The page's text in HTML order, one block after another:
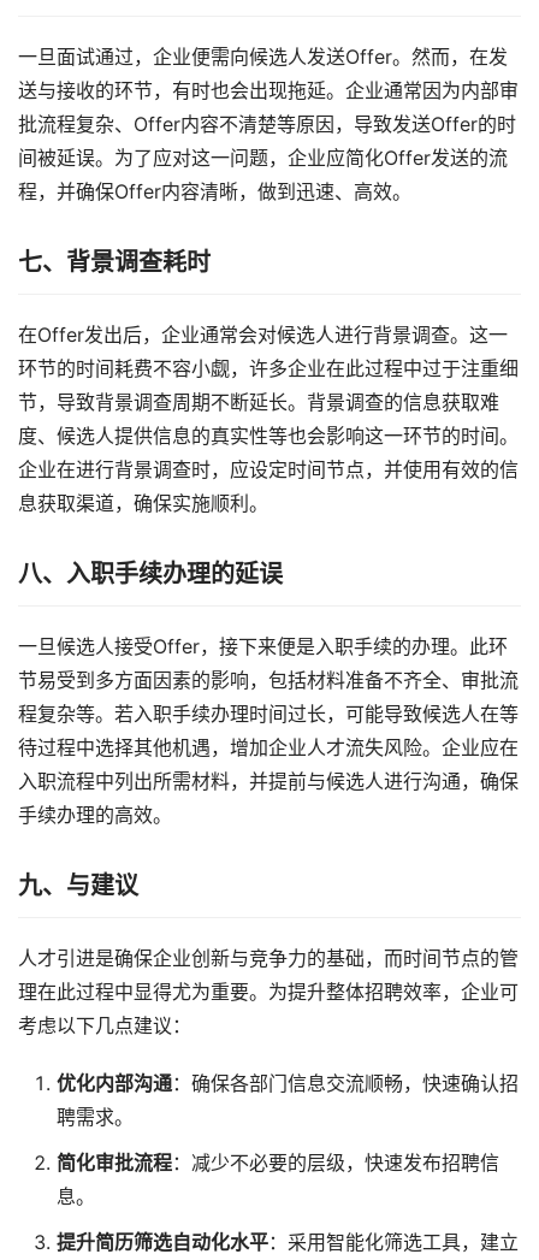
一旦面试通过，企业便需向候选人发送Offer。然而，在发
送与接收的环节，有时也会出现拖延。企业通常因为内部审
批流程复杂、Offer内容不清楚等原因，导致发送Offer的时
间被延误。为了应对这一问题，企业应简化Offer发送的流
程，并确保Offer内容清晰，做到迅速、高效。
七、 背景调查耗时
在Offer发出后，企业通常会对候选人进行背景调查。这一
环节的时间耗费不容小觑，许多企业在此过程中过于注重细
节，导致背景调查周期不断延长。背景调查的信息获取难
度、候选人提供信息的真实性等也会影响这一环节的时间。
企业在进行背景调查时，应设定时间节点，并使用有效的信
息获取渠道，确保实施顺利。
八、 入职手续办理的延误
一旦候选人接受Offer，接下来便是入职手续的办理。此环
节易受到多方面因素的影响，包括材料准备不齐全、审批流
程复杂等。若入职手续办理时间过长，可能导致候选人在等
待过程中选择其他机遇，增加企业人才流失风险。企业应在
入职流程中列出所需材料，并提前与候选人进行沟通，确保
手续办理的高效。
九、 与建议
人才引进是确保企业创新与竞争力的基础，而时间节点的管
理在此过程中显得尤为重要。为提升整体招聘效率，企业可
考虑以下几点建议：
优化内部沟通：确保各部门信息交流顺畅，快速确认招
聘需求。
简化审批流程：减少不必要的层级，快速发布招聘信
息。
提升简历筛选自动化水平：采用智能化筛选工具，建立